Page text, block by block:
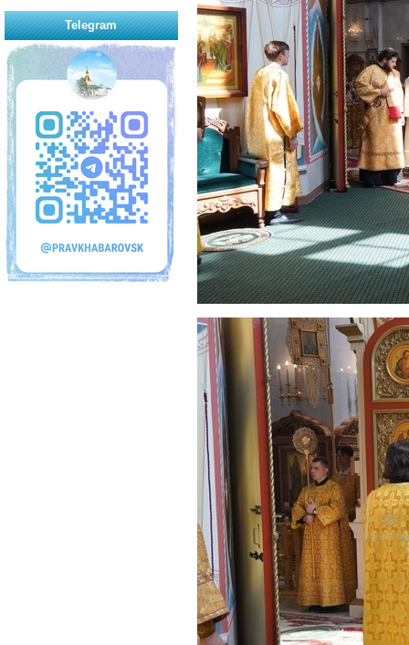
Telegram